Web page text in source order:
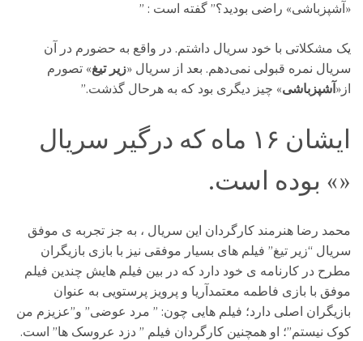
«آشپزباشی» راضی بودید؟” گفته است : ”
یک مشکلاتی با خود سریال داشتم. در واقع به حضورم در آن
سریال نمره قبولی نمی‌دهم. بعد از سریال «زیر تیغ» تصورم
از«آشپزباشی» چیز دیگری بود که به هرحال گذشت.”
ایشان ۱۶ ماه که درگیر سریال
«» بوده است.
محمد رضا هنرمند کارگردان این سریال ، به جز تجربه ی موفق
سریال “زیر تیغ” فیلم های بسیار موفقی نیز با بازی بازیگران
مطرح در کارنامه ی خود دارد که در بین فیلم هایش چندین فیلم
موفق با بازی فاطمه معتمدآریا و پرویز پرستویی به عنوان
بازیگران اصلی دارد؛ فیلم هایی چون: ” مرد عوضی” و”عزیزم من
کوک نیستم”؛ او همچنین کارگردان فیلم ” دزد عروسک ها” است.